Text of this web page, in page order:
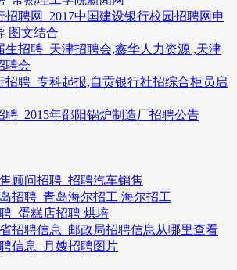
招聘网_2017中国建设银行校园招聘网申
图文结合
生招聘_天津招聘会,鑫华人力资源 ,天津
聘会
招聘_专科起报,自贡银行社招综合柜员启
聘_2015年邵阳锅炉制造厂招聘公告
顾问招聘_招聘汽车销售
招聘_青岛海尔招工 海尔招工
_蛋糕店招聘 烘培
招聘信息_邮政局招聘信息从哪里查看
信息_月嫂招聘图片